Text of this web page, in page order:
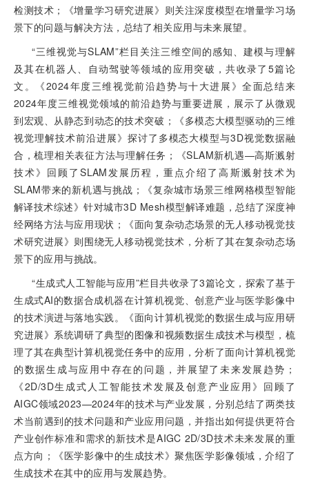
检测技术；《增量学习研究进展》则关注深度模型在增量学习场
景下的问题与解决方法，总结了相关应用与未来展望。
“三维视觉与SLAM”栏目关注三维空间的感知、建模与理解
及其在机器人、自动驾驶等领域的应用突破，共收录了5篇论
文。《2024年度三维视觉前沿趋势与十大进展》全面总结来
2024年度三维视觉领域的前沿趋势与重要进展，展示了从微观
到宏观、从静态到动态的技术突破；《多模态大模型驱动的三维
视觉理解技术前沿进展》探讨了多模态大模型与3D视觉数据融
合，梳理相关表征方法与理解任务；《SLAM新机遇—高斯溅射
技术》回顾了SLAM发展历程，重点介绍了高斯溅射技术为
SLAM带来的新机遇与挑战；《复杂城市场景三维网格模型智能
解译技术综述》针对城市3D Mesh模型解译难题，总结了深度神
经网络方法与应用现状；《面向复杂动态场景的无人移动视觉技
术研究进展》则围绕无人移动视觉技术，分析了其在复杂动态场
景下的应用与挑战。
“生成式人工智能与应用”栏目共收录了3篇论文，探索了基于
生成式AI的数据合成机器在计算机视觉、创意产业与医学影像中
的技术演进与落地实践。《面向计算机视觉的数据生成与应用研
究进展》系统调研了典型的图像和视频数据生成技术与模型，梳
理了其在典型计算机视觉任务中的应用，分析了面向计算机视觉
的数据生成与应用中存在的问题，并展望了未来发展趋势；
《2D/3D生成式人工智能技术发展及创意产业应用》回顾了
AIGC领域2023—2024年的技术与产业发展，分别总结了两类技
术当前遇到的技术问题和产业应用问题，并指出如何提供更符合
产业创作标准和需求的新技术是AIGC 2D/3D技术未来发展的重
点方向；《医学影像中的生成技术》聚焦医学影像领域，介绍了
生成技术在其中的应用与发展趋势。